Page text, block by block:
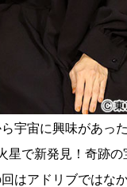
宇宙に興味があっ
星で新発見！奇跡の
はアドリブではなか